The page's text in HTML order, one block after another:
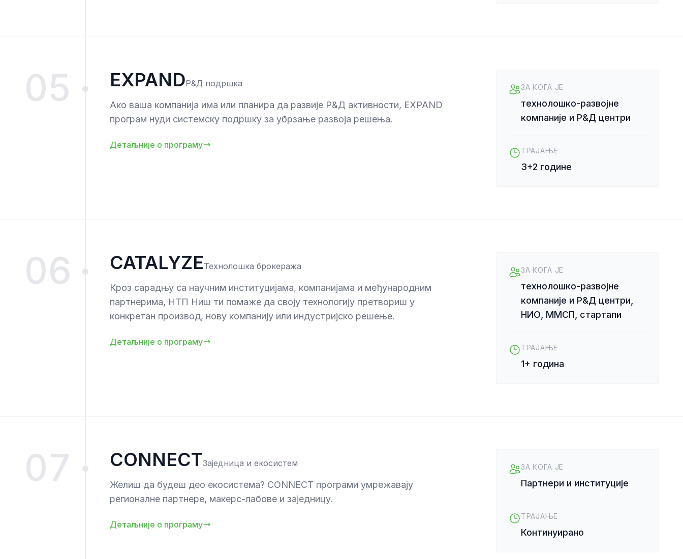
05 EXPANDР&Д подршка
Ако ваша компанија има или планира да развије Р&Д активности, EXPAND
програм нуди системску подршку за убрзање развоја решења.
Детаљније о програму
ЗА КОГА ЈЕ
технолошко-развојне
компаније и Р&Д центри
ТРАЈАЊЕ
3+2 године
06 CATALYZEТехнолошка брокеража
Кроз сарадњу са научним институцијама, компанијама и међународним
партнерима, НТП Ниш ти помаже да своју технологију претвориш у
конкретан производ, нову компанију или индустријско решење.
Детаљније о програму
ЗА КОГА ЈЕ
технолошко-развојне
компаније и Р&Д центри,
НИО, ММСП, стартапи
ТРАЈАЊЕ
1+ година
07 CONNECTЗаједница и екосистем
Желиш да будеш део екосистема? CONNECT програми умрежавају
регионалне партнере, макерс-лабове и заједницу.
Детаљније о програму
ЗА КОГА ЈЕ
Партнери и институције
ТРАЈАЊЕ
Континуирано